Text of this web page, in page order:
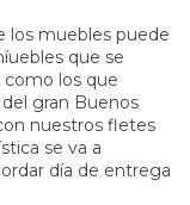
los muebles puede
que se
como los que
gran Buenos
nuestros fletes
se va a
día de entrega